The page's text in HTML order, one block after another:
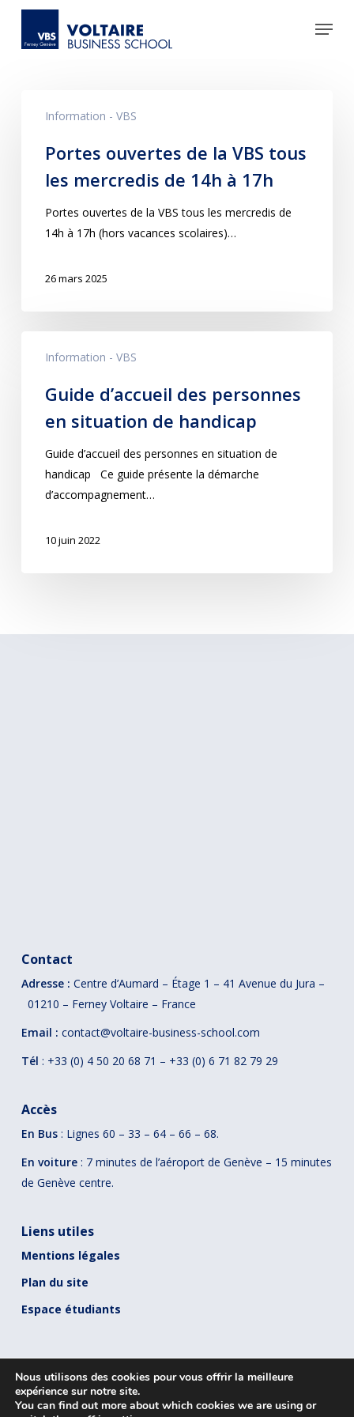
main
Information - VBS
Portes ouvertes de la VBS tous
les mercredis de 14h à 17h
Portes ouvertes de la VBS tous les mercredis de
14h à 17h (hors vacances scolaires)…
26 mars 2025
Information - VBS
Guide d’accueil des personnes
en situation de handicap
Guide d’accueil des personnes en situation de
handicap Ce guide présente la démarche
d’accompagnement…
10 juin 2022
Contact
Adresse : Centre d’Aumard – Étage 1 – 41 Avenue du Jura –
01210 – Ferney Voltaire – France
Email : contact@voltaire-business-school.com
Tél : +33 (0) 4 50 20 68 71 – +33 (0) 6 71 82 79 29
Accès
En Bus: Lignes 60 – 33 – 64 – 66 – 68.
En voiture: 7 minutes de l’aéroport de Genève – 15 minutes
de Genève centre.
Liens utiles
Mentions légales
Plan du site
Espace étudiants
© 2026 Voltaire Business School. Tous droits réservés - Une
Nous utilisons des cookies pour vous offrir la meilleure
expérience sur notre site.
You can find out more about which cookies we are using or